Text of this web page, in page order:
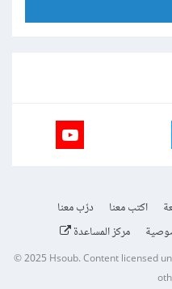
اكتب معنا
درّب معنا
مركز المساعدة
© 2025Hsoub.Content licensed